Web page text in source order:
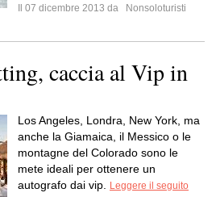
Il 07 dicembre 2013 da
Nonsoloturisti
caccia al Vip in
Los Angeles, Londra, New York, ma
anche la Giamaica, il Messico o le
montagne del Colorado sono le
mete ideali per ottenere un
autografo dai vip.
Leggere il seguito